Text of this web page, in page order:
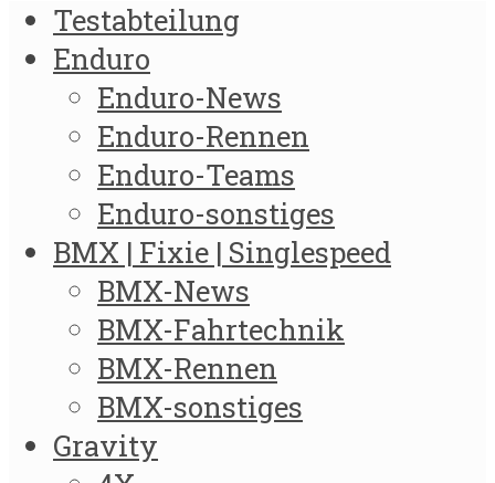
Testabteilung
Enduro
Enduro-News
Enduro-Rennen
Enduro-Teams
Enduro-sonstiges
BMX | Fixie | Singlespeed
BMX-News
BMX-Fahrtechnik
BMX-Rennen
BMX-sonstiges
Gravity